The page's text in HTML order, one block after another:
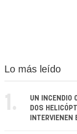
Lo más leído
1.
UN INCENDIO
DOS
INTERVIENEN